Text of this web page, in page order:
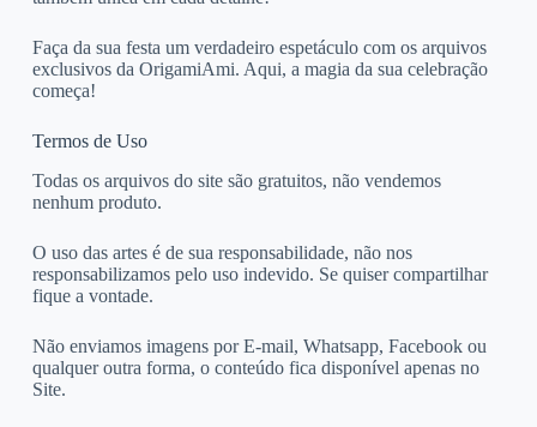
Faça da sua festa um verdadeiro espetáculo com os arquivos
exclusivos da OrigamiAmi. Aqui, a magia da sua celebração
começa!
Termos de Uso
Todas os arquivos do site são gratuitos, não vendemos
nenhum produto.
O uso das artes é de sua responsabilidade, não nos
responsabilizamos pelo uso indevido. Se quiser compartilhar
fique a vontade.
Não enviamos imagens por E-mail, Whatsapp, Facebook ou
qualquer outra forma, o conteúdo fica disponível apenas no
Site.